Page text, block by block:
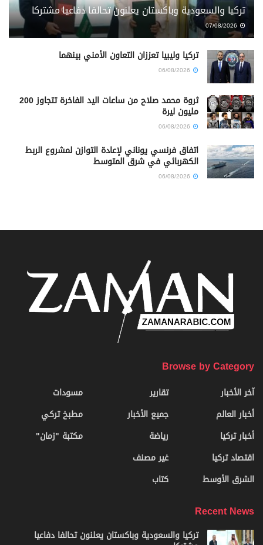
تركيا والسعودية وباكستان يعلنون تحالفا دفاعيا مشتركا
تركيا وليبيا تعززان التعاون الأمني بينهما
ثروة محمد صلاح من ساعات اليد الفاخرة تتجاوز 200
مليون ليرة
اتفاق فرنسي يوناني لإعادة التوازن لمشروع الربط
الكهربائي في شرق المتوسط
Browse by Category
آخر الأخبار
أخبار العالم
أخبار تركيا
اقتصاد تركيا
الشرق الأوسط
تقارير
جميع الأخبار
رياضة
غير مصنف
كتاب
مسودات
مطبخ تركي
مكتبة "زمان"
Recent News
تركيا والسعودية وباكستان يعلنون تحالفا دفاعيا